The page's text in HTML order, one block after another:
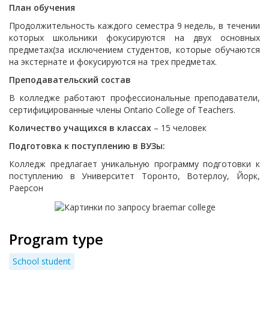
План обучения
Продолжительность каждого семестра 9 недель, в течении
которых школьники фокусируются на двух основных
предметах(за исключением студентов, которые обучаются
на экстернате и фокусируются на трех предметах.
Преподавательский состав
В колледже работают профессиональные преподаватели,
сертифицированные члены Ontario College of Teachers.
Количество учащихся в классах – 15 человек
Подготовка к поступлению в ВУЗы:
Колледж предлагает уникальную программу подготовки к
поступлению в Университет Торонто, Вотерлоу, Йорк,
Раерсон
Program type
School student